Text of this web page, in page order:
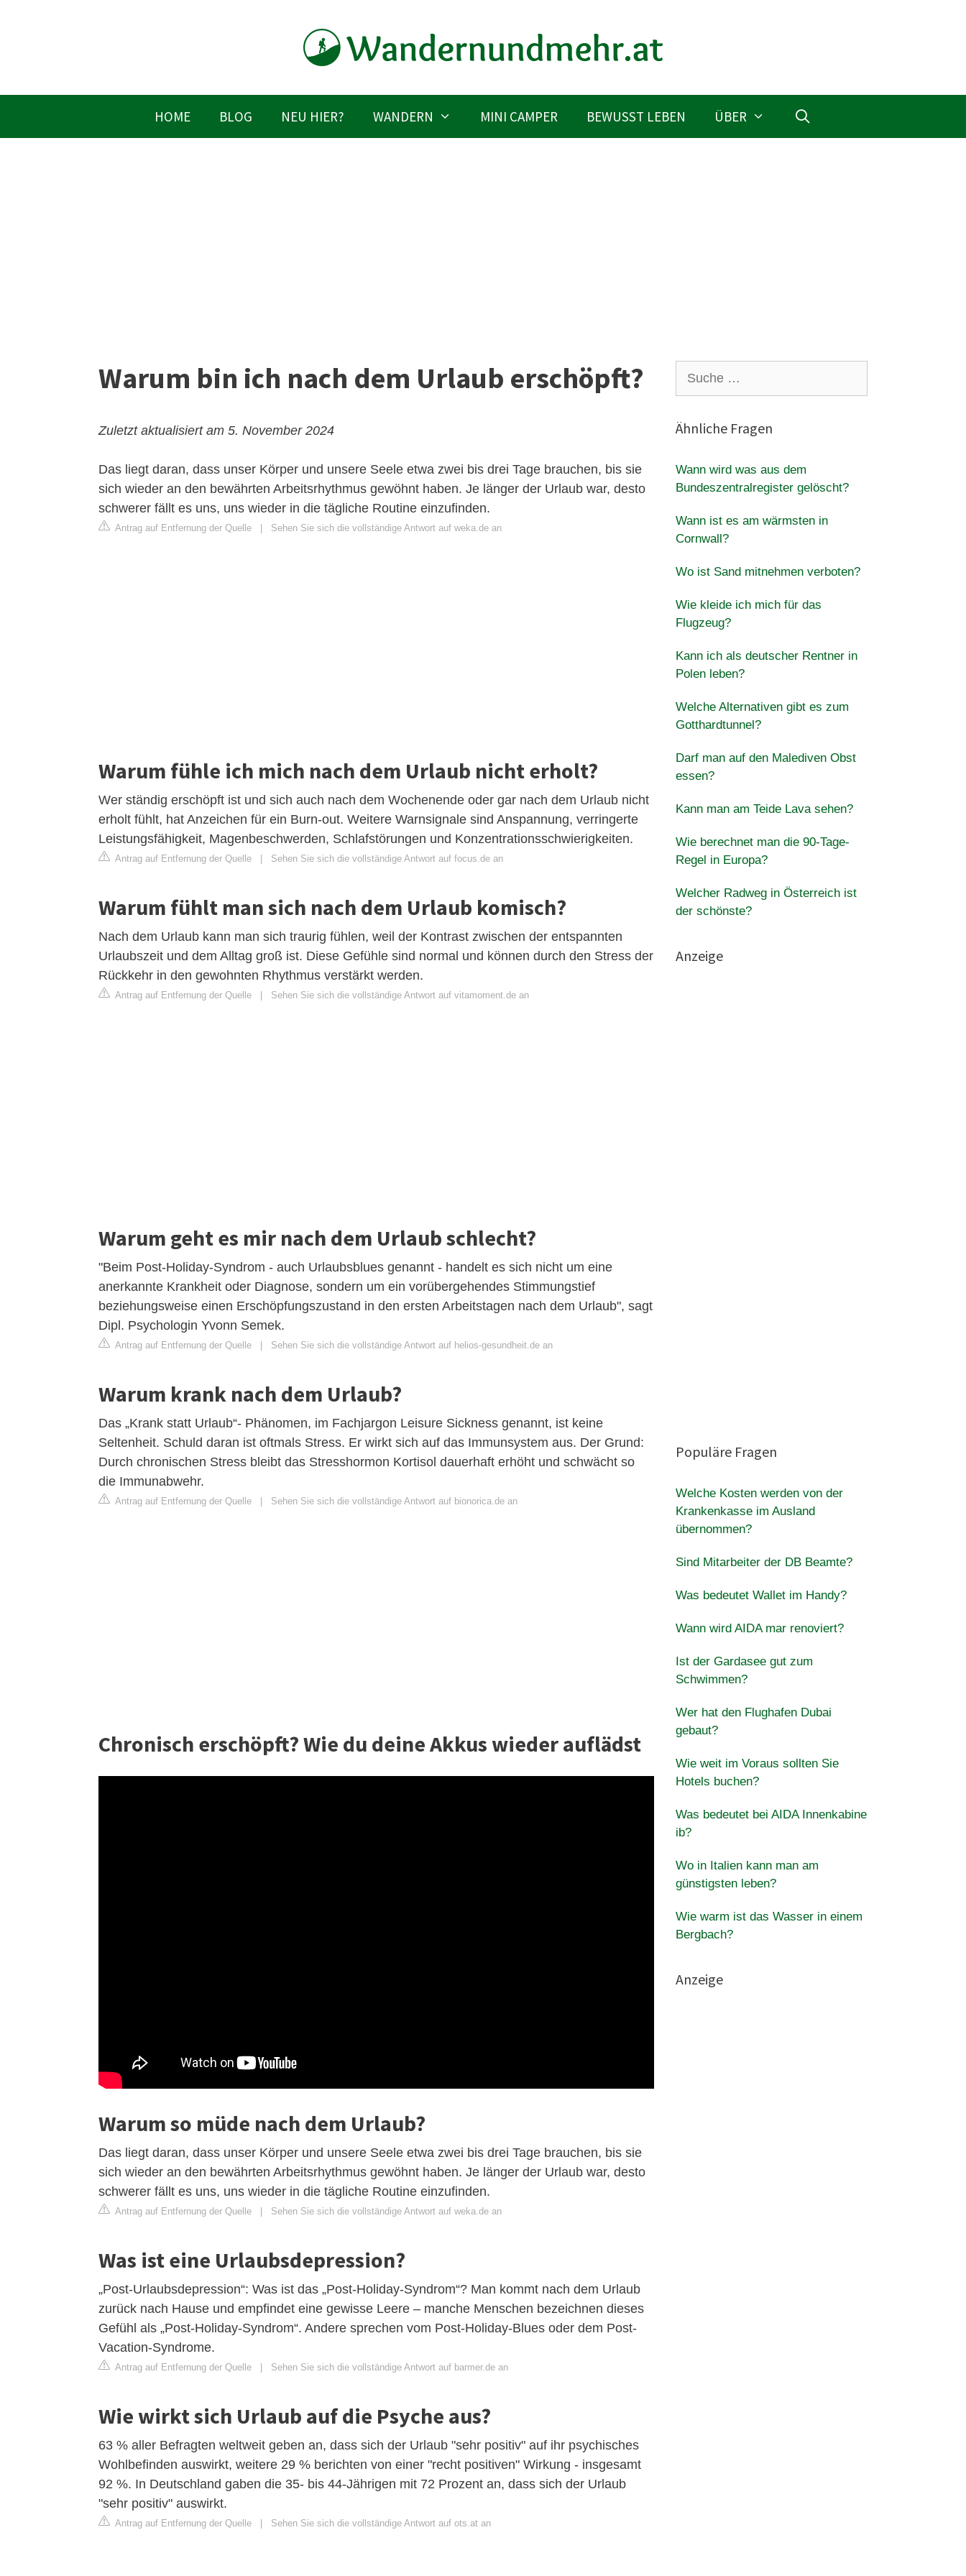
HOME BLOG NEU HIER? WANDERN MINI CAMPER BEWUSST LEBEN ÜBER
Warum bin ich nach dem Urlaub erschöpft?
Zuletzt aktualisiert am 5. November 2024
Das liegt daran, dass unser Körper und unsere Seele etwa zwei bis drei Tage brauchen, bis sie
sich wieder an den bewährten Arbeitsrhythmus gewöhnt haben. Je länger der Urlaub war, desto
schwerer fällt es uns, uns wieder in die tägliche Routine einzufinden.
Antrag auf Entfernung der Quelle Sehen Sie sich die vollständige Antwort auf weka.de an
Warum fühle ich mich nach dem Urlaub nicht erholt?
Wer ständig erschöpft ist und sich auch nach dem Wochenende oder gar nach dem Urlaub nicht
erholt fühlt, hat Anzeichen für ein Burn-out. Weitere Warnsignale sind Anspannung, verringerte
Leistungsfähigkeit, Magenbeschwerden, Schlafstörungen und Konzentrationsschwierigkeiten.
Antrag auf Entfernung der Quelle Sehen Sie sich die vollständige Antwort auf focus.de an
Warum fühlt man sich nach dem Urlaub komisch?
Nach dem Urlaub kann man sich traurig fühlen, weil der Kontrast zwischen der entspannten
Urlaubszeit und dem Alltag groß ist. Diese Gefühle sind normal und können durch den Stress der
Rückkehr in den gewohnten Rhythmus verstärkt werden.
Antrag auf Entfernung der Quelle Sehen Sie sich die vollständige Antwort auf vitamoment.de an
Warum geht es mir nach dem Urlaub schlecht?
"Beim Post-Holiday-Syndrom - auch Urlaubsblues genannt - handelt es sich nicht um eine
anerkannte Krankheit oder Diagnose, sondern um ein vorübergehendes Stimmungstief
beziehungsweise einen Erschöpfungszustand in den ersten Arbeitstagen nach dem Urlaub", sagt
Dipl. Psychologin Yvonn Semek.
Antrag auf Entfernung der Quelle Sehen Sie sich die vollständige Antwort auf helios-gesundheit.de an
Warum krank nach dem Urlaub?
Das „Krank statt Urlaub“- Phänomen, im Fachjargon Leisure Sickness genannt, ist keine
Seltenheit. Schuld daran ist oftmals Stress. Er wirkt sich auf das Immunsystem aus. Der Grund:
Durch chronischen Stress bleibt das Stresshormon Kortisol dauerhaft erhöht und schwächt so
die Immunabwehr.
Antrag auf Entfernung der Quelle Sehen Sie sich die vollständige Antwort auf bionorica.de an
Chronisch erschöpft? Wie du deine Akkus wieder auflädst
Warum so müde nach dem Urlaub?
Das liegt daran, dass unser Körper und unsere Seele etwa zwei bis drei Tage brauchen, bis sie
sich wieder an den bewährten Arbeitsrhythmus gewöhnt haben. Je länger der Urlaub war, desto
schwerer fällt es uns, uns wieder in die tägliche Routine einzufinden.
Antrag auf Entfernung der Quelle | Sehen Sie sich die vollständige Antwort auf weka.de an
Was ist eine Urlaubsdepression?
„Post-Urlaubsdepression“: Was ist das „Post-Holiday-Syndrom“? Man kommt nach dem Urlaub
zurück nach Hause und empfindet eine gewisse Leere – manche Menschen bezeichnen dieses
Gefühl als „Post-Holiday-Syndrom“. Andere sprechen vom Post-Holiday-Blues oder dem Post-
Vacation-Syndrome.
Antrag auf Entfernung der Quelle | Sehen Sie sich die vollständige Antwort auf barmer.de an
Wie wirkt sich Urlaub auf die Psyche aus?
63 % aller Befragten weltweit geben an, dass sich der Urlaub "sehr positiv" auf ihr psychisches
Wohlbefinden auswirkt, weitere 29 % berichten von einer "recht positiven" Wirkung - insgesamt
92 %. In Deutschland gaben die 35- bis 44-Jährigen mit 72 Prozent an, dass sich der Urlaub
"sehr positiv" auswirkt.
Antrag auf Entfernung der Quelle | Sehen Sie sich die vollständige Antwort auf ots.at an
nach:
Ähnliche Fragen
Wann wird was aus dem
Bundeszentralregister gelöscht?
Wann ist es am wärmsten in
Cornwall?
Wo ist Sand mitnehmen verboten?
Wie kleide ich mich für das
Flugzeug?
Kann ich als deutscher Rentner in
Polen leben?
Welche Alternativen gibt es zum
Gotthardtunnel?
Darf man auf den Malediven Obst
essen?
Kann man am Teide Lava sehen?
Wie berechnet man die 90-Tage-
Regel in Europa?
Welcher Radweg in Österreich ist
der schönste?
Anzeige
Populäre Fragen
Welche Kosten werden von der
Krankenkasse im Ausland
übernommen?
Sind Mitarbeiter der DB Beamte?
Was bedeutet Wallet im Handy?
Wann wird AIDA mar renoviert?
Ist der Gardasee gut zum
Schwimmen?
Wer hat den Flughafen Dubai
gebaut?
Wie weit im Voraus sollten Sie
Hotels buchen?
Was bedeutet bei AIDA Innenkabine
ib?
Wo in Italien kann man am
günstigsten leben?
Wie warm ist das Wasser in einem
Bergbach?
Anzeige